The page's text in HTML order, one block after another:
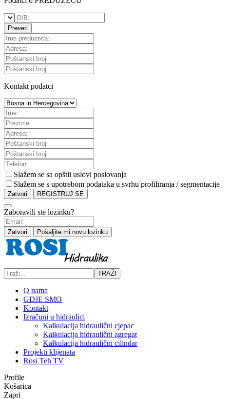
Preveri
Kontakt podatci
Slažem se sa opštii uslovi poslovanja
Slažem se s upotrebom podataka u svrhu profiliranja / segmentacije
Zatvori REGISTRUJ SE
Zaboravili ste lozinku?
Zatvori Pošaljite mi novu lozinku
TRAŽI
O nama
GDJE SMO
Kontakt
Izračuni u hidraulici
Kalkulacija hidraulični cjepac
Kalkulacija hidraulični agregat
Kalkulacija hidraulični cilindar
Projekti klijenata
Rosi Teh TV
Profile
Košarica
Zapri